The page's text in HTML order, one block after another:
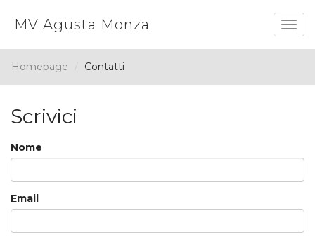
MV Agusta Monza
Homepage Contatti
Scrivici
Nome
Email